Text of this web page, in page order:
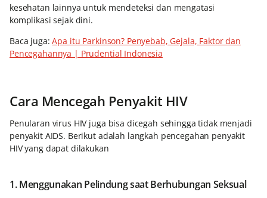
kesehatan lainnya untuk mendeteksi dan mengatasi
komplikasi sejak dini.
Baca juga:Apa itu Parkinson? Penyebab, Gejala, Faktor dan
Pencegahannya | Prudential Indonesia
Cara Mencegah Penyakit HIV
Penularan virus HIV juga bisa dicegah sehingga tidak menjadi
penyakit AIDS. Berikut adalah langkah pencegahan penyakit
HIV yang dapat dilakukan
1. Menggunakan Pelindung saat Berhubungan Seksual